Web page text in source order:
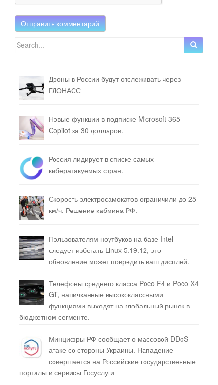
Search for:
Дроны в России будут отслеживать через
ГЛОНАСС
Новые функции в подписке Microsoft 365
Copilot за 30 долларов.
Россия лидирует в списке самых
кибератакуемых стран.
Скорость электросамокатов ограничили до 25
км/ч. Решение кабмина РФ.
Пользователям ноутбуков на базе Intel
следует избегать Linux 5.19.12, это
обновление может повредить ваш дисплей.
Телефоны среднего класса Poco F4 и Poco X4
GT, напичканные высококлассными
функциями выходят на глобальный рынок в
бюджетном сегменте.
Минцифры РФ сообщает о массовой DDoS-
атаке со стороны Украины. Нападение
совершается на Российские государственные
порталы и сервисы Госуслуги